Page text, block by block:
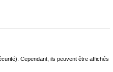
Cependant, ils peuvent être affichés